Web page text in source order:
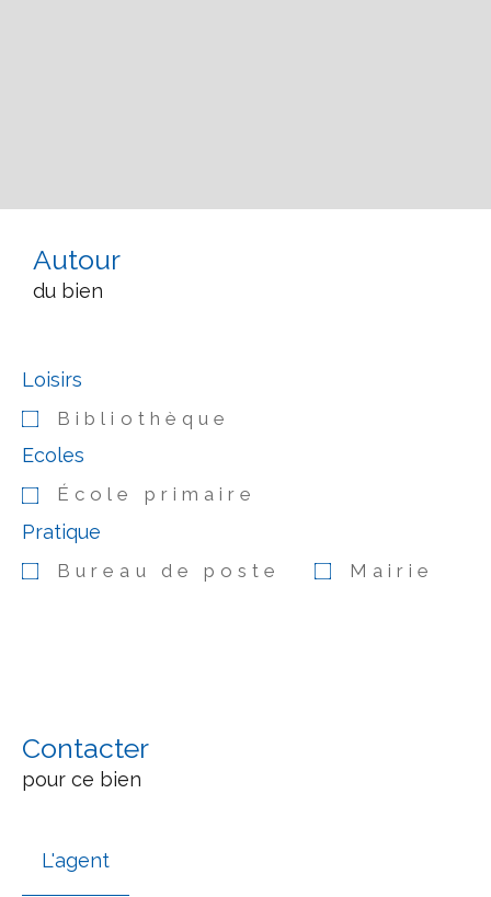
Autour
du bien
Loisirs
Bibliothèque
Ecoles
École primaire
Pratique
Bureau de poste Mairie
Contacter
pour ce bien
L'agent